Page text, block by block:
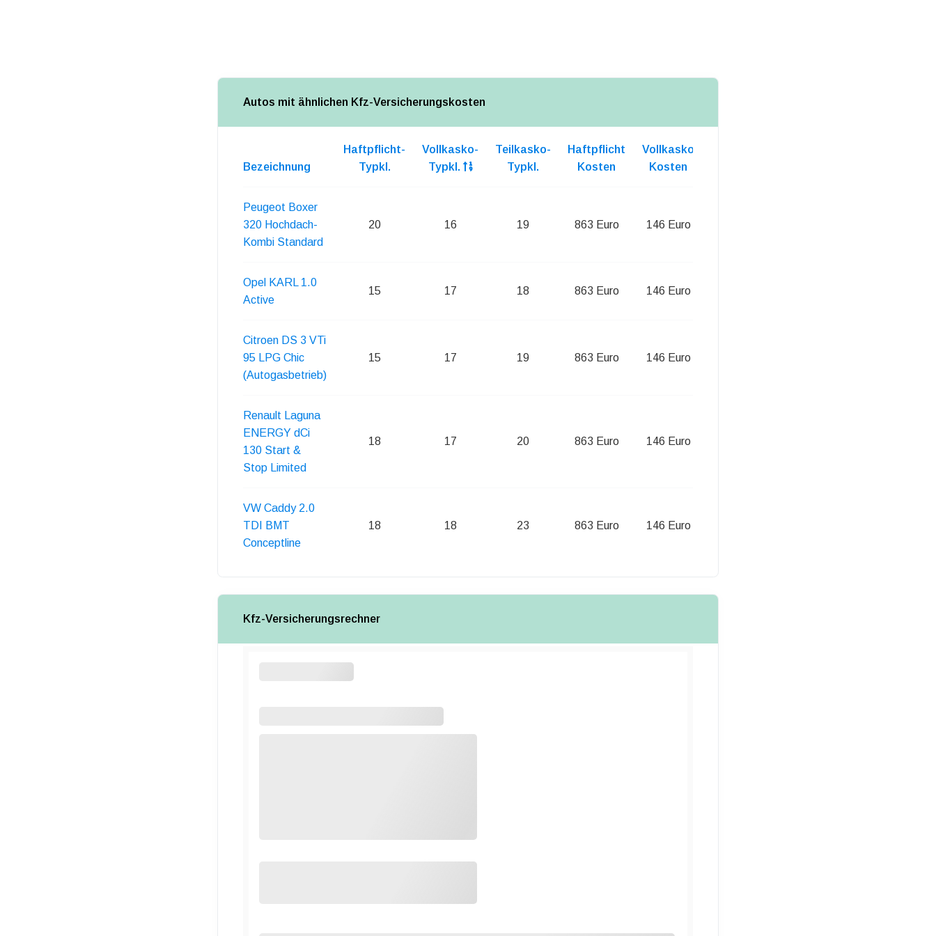
Autos mit ähnlichen Kfz-Versicherungskosten
Bezeichnung
Haftpflicht-
Typkl.
Vollkasko-
Typkl.
Teilkasko-
Typkl.
Haftpflicht
Kosten
Vollkasko
Kosten
Peugeot Boxer
320 Hochdach-
Kombi Standard
20 16 19 863 Euro 146 Euro
Opel KARL 1.0
Active
15 17 18 863 Euro 146 Euro
Citroen DS 3 VTi
95 LPG Chic
(Autogasbetrieb)
15 17 19 863 Euro 146 Euro
Renault Laguna
ENERGY dCi
130 Start &
Stop Limited
18 17 20 863 Euro 146 Euro
VW Caddy 2.0
TDI BMT
Conceptline
18 18 23 863 Euro 146 Euro
Kfz-Versicherungsrechner